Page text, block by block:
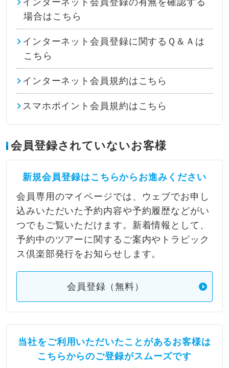
インターネット会員登録の有無を確認する
場合はこちら
インターネット会員登録に関するＱ＆Ａは
こちら
インターネット会員規約はこちら
スマホポイント会員規約はこちら
会員登録されていないお客様
新規会員登録はこちらからお進みください
会員専用のマイページでは、ウェブでお申し
込みいただいた予約内容や予約履歴などがい
つでもご覧いただけます。新着情報として、
予約中のツアーに関するご案内やトラピック
ス倶楽部発行をお知らせします。
会員登録（無料）
当社をご利用いただいたことがあるお客様は
こちらからのご登録がスムーズです